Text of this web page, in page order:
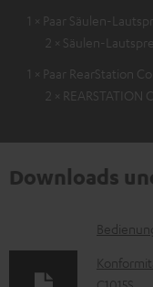
1 × Paar Säulen-
2 × Säulen-
1 × Paar RearStation
2 ×
Downloads
D
o